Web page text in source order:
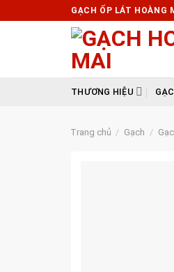
to
GẠCH ỐP LÁT HOÀNG
THƯƠNG HIỆU
Trang chủ / Gạch /